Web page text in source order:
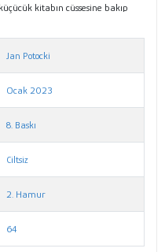
kitabın cüssesine bakıp
Jan Potocki
Ocak 2023
8. Baskı
Ciltsiz
2. Hamur
64